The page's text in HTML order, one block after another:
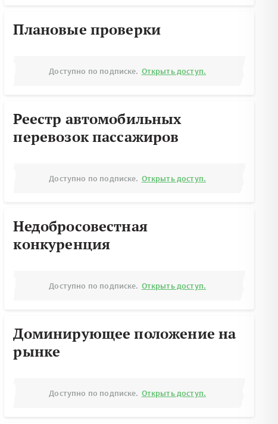
Плановые проверки
Доступно по подписке. Открыть доступ.
Реестр автомобильных
перевозок пассажиров
Доступно по подписке. Открыть доступ.
Недобросовестная
конкуренция
Доступно по подписке. Открыть доступ.
Доминирующее положение на
рынке
Доступно по подписке. Открыть доступ.